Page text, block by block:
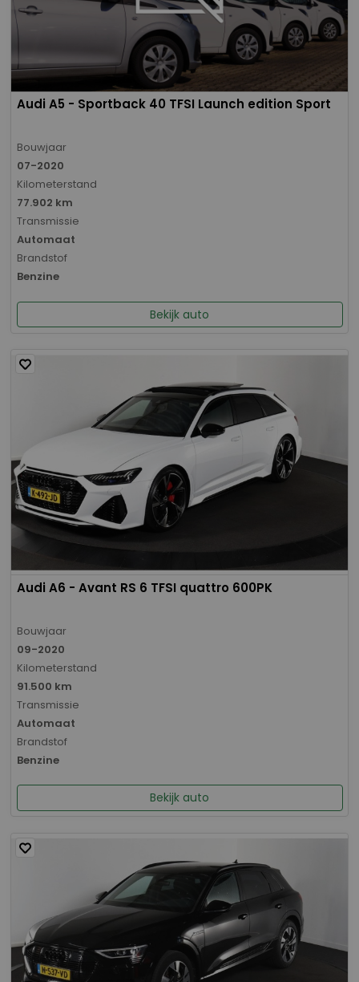
Audi A5 - Sportback 40 TFSI Launch edition Sport
Bouwjaar
07-2020
Kilometerstand
77.902 km
Transmissie
Automaat
Brandstof
Benzine
Bekijk auto
Audi A6 - Avant RS 6 TFSI quattro 600PK
Bouwjaar
09-2020
Kilometerstand
91.500 km
Transmissie
Automaat
Brandstof
Benzine
Bekijk auto